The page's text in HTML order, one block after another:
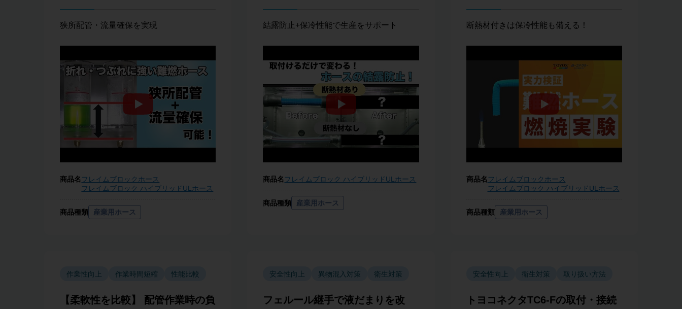
狭所配管・流量確保を実現
商品名 フレイムブロックホース
フレイムブロック ハイブリッドULホース
商品種類 産業用ホース
結露防止+保冷性能で生産をサポート
商品名 フレイムブロック ハイブリッドULホース
商品種類 産業用ホース
断熱材付きは保冷性能も備える！
商品名 フレイムブロックホース
フレイムブロック ハイブリッドULホース
商品種類 産業用ホース
作業性向上 作業時間短縮 性能比較
【柔軟性を比較】 配管作業時の負
安全性向上 異物混入対策 衛生対策
フェルール継手で液だまりを改
安全性向上 衛生対策 取り扱い方法
トヨコネクタTC6-Fの取付・接続